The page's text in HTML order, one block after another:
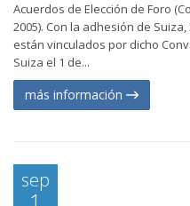
Acuerdos de Elección de Foro
2005). Con la adhesión de
están vinculados por dicho
Suiza el 1 de...
más información
sep